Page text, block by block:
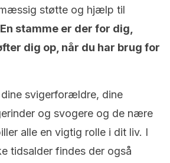
støtte og hjælp til
En stamme er der for dig,
dig op, når du har brug for
svigerforældre, dine
og svogere og de nære
alle en vigtig rolle i dit liv. I
tidsalder findes der også